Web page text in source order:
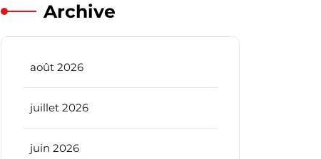
Archive
août 2026
juillet 2026
juin 2026